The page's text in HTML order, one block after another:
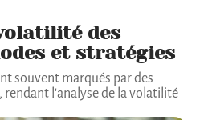
des
et stratégies
souvent marqués par des
l'analyse de la volatilité